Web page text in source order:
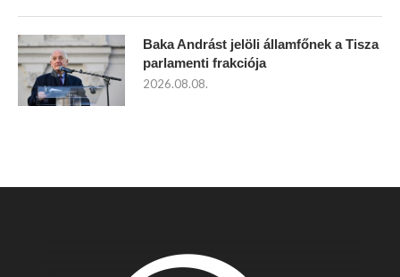
Baka Andrást jelöli államfőnek a Tisza
parlamenti frakciója
2026.08.08.